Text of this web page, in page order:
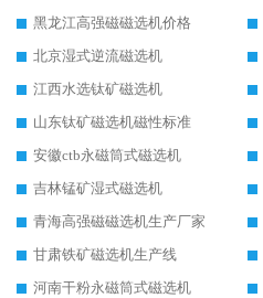
黑龙江高强磁磁选机价格
北京湿式逆流磁选机
江西水选钛矿磁选机
山东钛矿磁选机磁性标准
安徽ctb永磁筒式磁选机
吉林锰矿湿式磁选机
青海高强磁磁选机生产厂家
甘肃铁矿磁选机生产线
河南干粉永磁筒式磁选机